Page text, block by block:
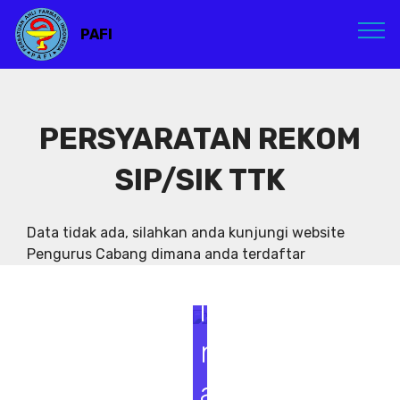
PAFI
PERSYARATAN REKOM
SIP/SIK TTK
Data tidak ada, silahkan anda kunjungi website
Pengurus Cabang dimana anda terdaftar
S
e
m
i
n
a